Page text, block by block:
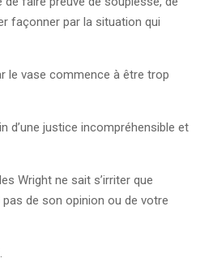
façonner par la situation qui
le vase commence à être trop
d’une justice incompréhensible et
Wright ne sait s’irriter que
de son opinion ou de votre
.